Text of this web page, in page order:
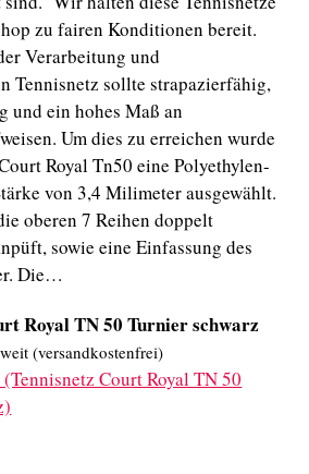
zu fairen Konditionen bereit.
Verarbeitung und
Tennisnetz sollte strapazierfähig,
und ein hohes Maß an
Um dies zu erreichen wurde
Royal Tn50 eine Polyethylen-
von 3,4 Milimeter ausgewählt.
oberen 7 Reihen doppelt
sowie eine Einfassung des
Die…
Royal TN 50 Turnier schwarz
(versandkostenfrei)
Court Royal TN 50